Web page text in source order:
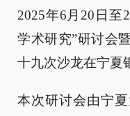
2025年6月20日至
学术研究”研讨会
十九次沙龙在宁夏
本次研讨会由宁